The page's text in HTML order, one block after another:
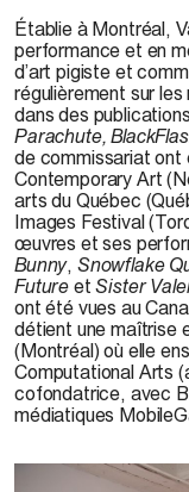
Établie à Montréal,
performance et en
d’art pigiste et
régulièrement sur
dans des
Parachute,
de commissariat ont
Contemporary Art
arts du Québec
Images Festival
œuvres et ses
Bunny, Snowflake
Future etSister
ont été vues au
détient une maîtrise
(Montréal) où elle
Computational Arts
cofondatrice, avec
médiatiques